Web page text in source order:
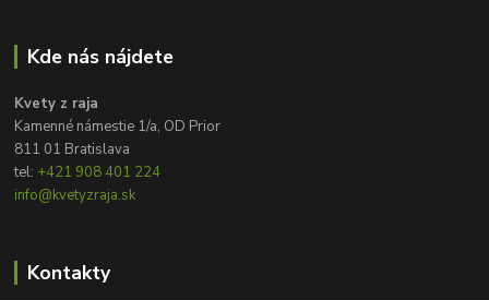
Kde nás nájdete
Kvety z raja
Kamenné námestie 1/a, OD Prior
811 01 Bratislava
tel: +421 908 401 224
info@kvetyzraja.sk
Kontakty